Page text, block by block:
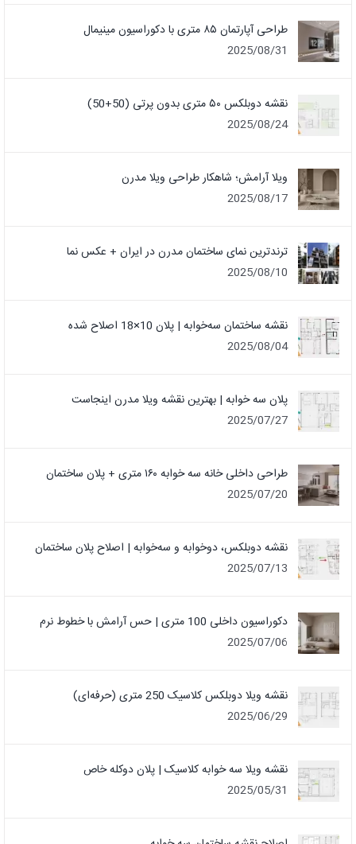
طراحی آپارتمان ۸۵ متری با دکوراسیون مینیمال
2025/08/31
نقشه دوبلکس ۵۰ متری بدون پرتی (50+50)
2025/08/24
ویلا آرامش؛ شاهکار طراحی ویلا مدرن
2025/08/17
ترندترین نمای ساختمان مدرن در ایران + عکس نما
2025/08/10
نقشه ساختمان سه‌خوابه | پلان 10×18 اصلاح شده
2025/08/04
پلان سه خوابه | بهترین نقشه ویلا مدرن اینجاست
2025/07/27
طراحی داخلی خانه سه خوابه ۱۶۰ متری + پلان ساختمان
2025/07/20
نقشه دوبلکس، دوخوابه و سه‌خوابه | اصلاح پلان ساختمان
2025/07/13
دکوراسیون داخلی 100 متری | حس آرامش با خطوط نرم
2025/07/06
نقشه ویلا دوبلکس کلاسیک 250 متری (حرفه‌ای)
2025/06/29
نقشه ویلا سه خوابه کلاسیک | پلان دوکله خاص
2025/05/31